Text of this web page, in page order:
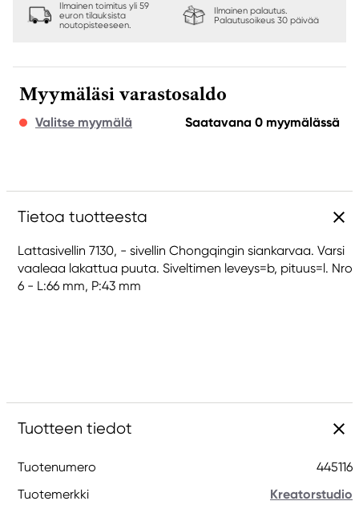
Ilmainen toimitus yli 59
euron tilauksista
noutopisteeseen.
Ilmainen palautus.
Palautusoikeus 30 päivää
Myymäläsi varastosaldo
Valitse myymälä Saatavana 0 myymälässä
Tietoa tuotteesta
Lattasivellin 7130, - sivellin Chongqingin siankarvaa. Varsi
vaaleaa lakattua puuta. Siveltimen leveys=b, pituus=l. Nro
6 - L:66 mm, P:43 mm
Tuotteen tiedot
Tuotenumero
445116
Tuotemerkki
Kreatorstudio